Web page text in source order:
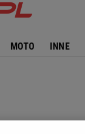
MOTO INNE